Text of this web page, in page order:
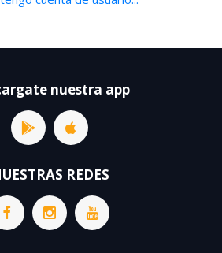
nuestra app
REDES